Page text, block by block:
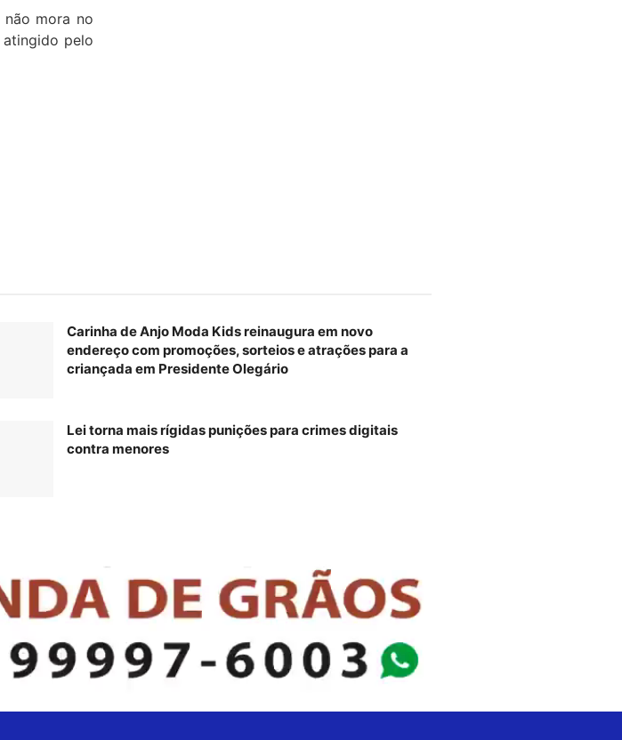
mora no
pelo
Carinha de Anjo Moda Kids reinaugura em novo
endereço com promoções, sorteios e atrações para a
criançada em Presidente Olegário
Lei torna mais rígidas punições para crimes digitais
contra menores